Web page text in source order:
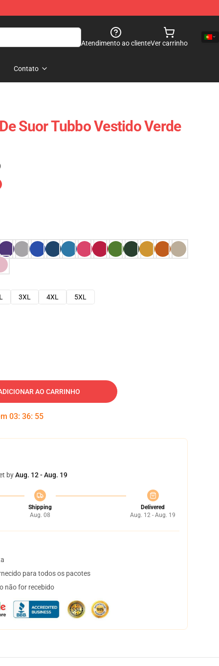
Atendimento ao clienteVer carrinho
Contato
Suor Tubbo Vestido Verde
3XL 4XL
5XL
AO CARRINHO
03: 36: 54
byAug. 12 - Aug. 19
Shipping
Aug. 08
Delivered
Aug. 12 - Aug. 19
para todos os pacotes
não for recebido